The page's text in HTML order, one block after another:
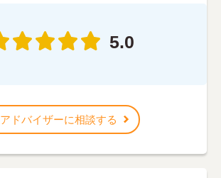
5.0
アドバイザーに相談する